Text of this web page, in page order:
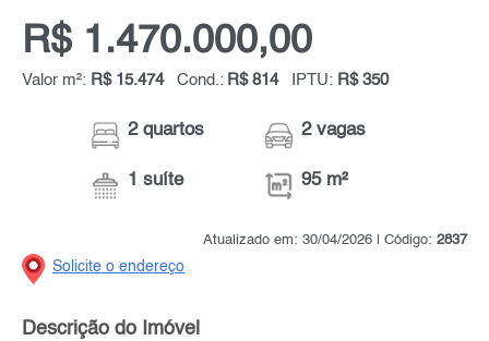
R$ 1.470.000,00
Valor m²: R$ 15.474 Cond.: R$ 814 IPTU: R$ 350
2 quartos
1 suíte
2 vagas
95 m²
Atualizado em: 30/04/2026 | Código: 2837
Solicite o endereço
Descrição do Imóvel